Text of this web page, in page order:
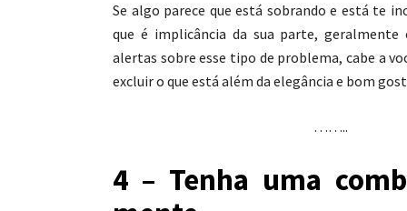
Se algo parece que está sobrando e está te
que é implicância da sua parte, geralmente
alertas sobre esse tipo de problema, cabe a
excluir o que está além da elegância e bom
……..
4 – Tenha uma